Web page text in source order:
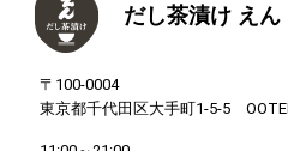
だし茶漬け え
〒100-0004
東京都千代田区大手町1-5-5